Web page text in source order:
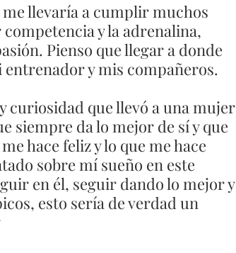
llevaría a cumplir muchos
y la adrenalina,
Pienso que llegar a donde
y mis compañeros.
curiosidad que llevó a una mujer
siempre da lo mejor de sí y que
hace feliz y lo que me hace
sobre mí sueño en este
en él, seguir dando lo mejor y
esto sería de verdad un